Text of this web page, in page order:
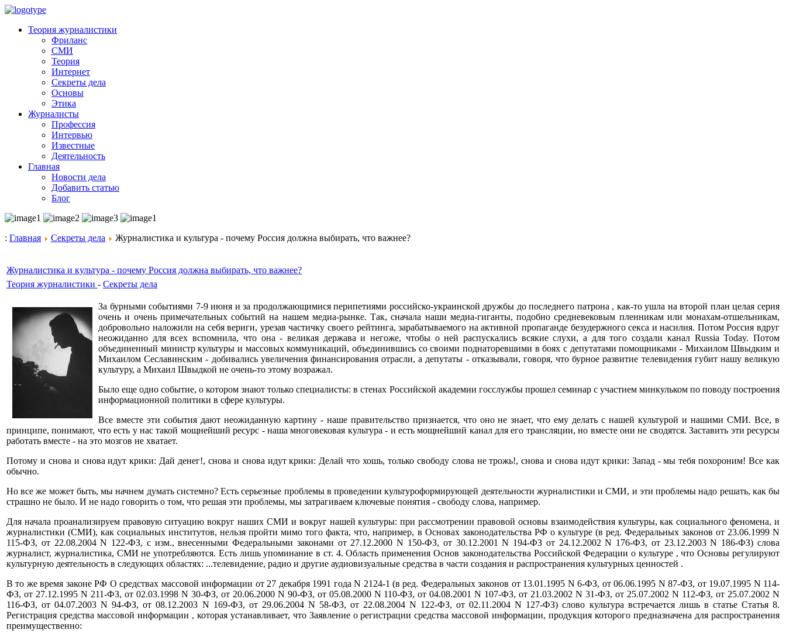
Теория журналистики
Фриланс
СМИ
Теория
Интернет
Секреты дела
Основы
Этика
Журналисты
Профессия
Интервью
Известные
Деятельность
Главная
Новости дела
Добавить статью
Блог
: Главная Секреты дела Журналистика и культура - почему Россия должна выбирать, что важнее?
Журналистика и культура - почему Россия должна выбирать, что важнее?
Теория журналистики - Секреты дела
За бурными событиями 7-9 июня и за продолжающимися перипетиями российско-украинской дружбы до последнего патрона , как-то ушла на второй план целая серия
очень и очень примечательных событий на нашем медиа-рынке. Так, сначала наши медиа-гиганты, подобно средневековым пленникам или монахам-отшельникам,
добровольно наложили на себя вериги, урезав частичку своего рейтинга, зарабатываемого на активной пропаганде безудержного секса и насилия. Потом Россия вдруг
неожиданно для всех вспомнила, что она - великая держава и негоже, чтобы о ней распускались всякие слухи, а для того создали канал Russia Today. Потом
объединенный министр культуры и массовых коммуникаций, объединившись со своими поднаторевшими в боях с депутатами помощниками - Михаилом Швыдким и
Михаилом Сеславинским - добивались увеличения финансирования отрасли, а депутаты - отказывали, говоря, что бурное развитие телевидения губит нашу великую
культуру, а Михаил Швыдкой не очень-то этому возражал.
Было еще одно событие, о котором знают только специалисты: в стенах Российской академии госслужбы прошел семинар с участием минкульком по поводу построения
информационной политики в сфере культуры.
Все вместе эти события дают неожиданную картину - наше правительство признается, что оно не знает, что ему делать с нашей культурой и нашими СМИ. Все, в
принципе, понимают, что есть у нас такой мощнейший ресурс - наша многовековая культура - и есть мощнейший канал для его трансляции, но вместе они не сводятся. Заставить эти ресурсы
работать вместе - на это мозгов не хватает.
Потому и снова и снова идут крики: Дай денег!, снова и снова идут крики: Делай что хошь, только свободу слова не трожь!, снова и снова идут крики: Запад - мы тебя похороним! Все как
обычно.
Но все же может быть, мы начнем думать системно? Есть серьезные проблемы в проведении культуроформирующей деятельности журналистики и СМИ, и эти проблемы надо решать, как бы
страшно не было. И не надо говорить о том, что решая эти проблемы, мы затрагиваем ключевые понятия - свободу слова, например.
Для начала проанализируем правовую ситуацию вокруг наших СМИ и вокруг нашей культуры: при рассмотрении правовой основы взаимодействия культуры, как социального феномена, и
журналистики (СМИ), как социальных институтов, нельзя пройти мимо того факта, что, например, в Основах законодательства РФ о культуре (в ред. Федеральных законов от 23.06.1999 N
115-ФЗ, от 22.08.2004 N 122-ФЗ, с изм., внесенными Федеральными законами от 27.12.2000 N 150-ФЗ, от 30.12.2001 N 194-ФЗ от 24.12.2002 N 176-ФЗ, от 23.12.2003 N 186-ФЗ) слова
журналист, журналистика, СМИ не употребляются. Есть лишь упоминание в ст. 4. Область применения Основ законодательства Российской Федерации о культуре , что Основы регулируют
культурную деятельность в следующих областях: ...телевидение, радио и другие аудиовизуальные средства в части создания и распространения культурных ценностей .
В то же время законе РФ О средствах массовой информации от 27 декабря 1991 года N 2124-1 (в ред. Федеральных законов от 13.01.1995 N 6-ФЗ, от 06.06.1995 N 87-ФЗ, от 19.07.1995 N 114-
ФЗ, от 27.12.1995 N 211-ФЗ, от 02.03.1998 N 30-ФЗ, от 20.06.2000 N 90-ФЗ, от 05.08.2000 N 110-ФЗ, от 04.08.2001 N 107-ФЗ, от 21.03.2002 N 31-ФЗ, от 25.07.2002 N 112-ФЗ, от 25.07.2002 N
116-ФЗ, от 04.07.2003 N 94-ФЗ, от 08.12.2003 N 169-ФЗ, от 29.06.2004 N 58-ФЗ, от 22.08.2004 N 122-ФЗ, от 02.11.2004 N 127-ФЗ) слово культура встречается лишь в статье Статья 8.
Регистрация средства массовой информации , которая устанавливает, что Заявление о регистрации средства массовой информации, продукция которого предназначена для распространения
преимущественно: